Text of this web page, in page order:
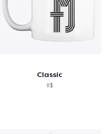
Classic
11$